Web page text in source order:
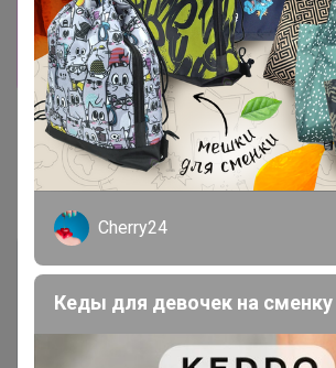
лишь членам клуба
Показать
Показаны записи 1-2 из2.
Cherry24
Кеды для девочек на сменку